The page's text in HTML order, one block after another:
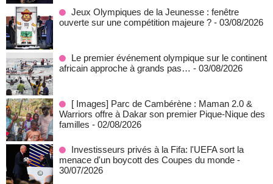
Jeux Olympiques de la Jeunesse : fenêtre
ouverte sur une compétition majeure ? - 03/08/2026
Le premier événement olympique sur le continent
africain approche à grands pas… - 03/08/2026
[ Images] Parc de Cambérène : Maman 2.0 &
Warriors offre à Dakar son premier Pique-Nique des
familles - 02/08/2026
Investisseurs privés à la Fifa: l'UEFA sort la
menace d'un boycott des Coupes du monde -
30/07/2026